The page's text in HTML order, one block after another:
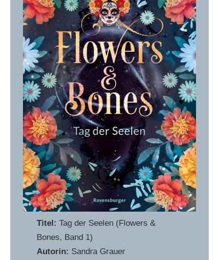
Titel:Tag der Seelen (Flowers &
Bones, Band 1)
Autorin: Sandra Grauer